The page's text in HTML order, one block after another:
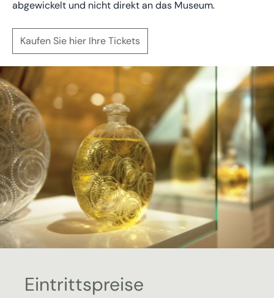
abgewickelt und nicht direkt an das Museum.
Kaufen Sie hier Ihre Tickets
Eintrittspreise